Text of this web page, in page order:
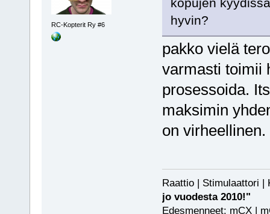
RC-Kopterit Ry #6
kopujen
hyvin?
pakko vielä
varmasti toimii
prosessoida.
maksimin
on virheellinen.
Raattio |
jo vuodesta 2010!"
Edesmenneet: mCX |